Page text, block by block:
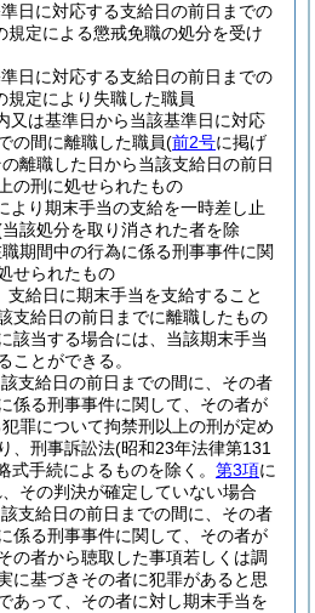
日に対応する支給日の前日までの
規定による懲戒免職の処分を受け
日に対応する支給日の前日までの
規定により失職した職員
又は基準日から当該基準日に対応
の間に離職した職員(前2号に掲げ
離職した日から当該支給日の前日
の刑に処せられたもの
より期末手当の支給を一時差し止
該処分を取り消された者を除
期間中の行為に係る刑事事件に関
せられたもの
支給日に期末手当を支給すること
支給日の前日までに離職したもの
該当する場合には、当該期末手当
ことができる。
支給日の前日までの間に、その者
係る刑事事件に関して、その者が
罪について拘禁刑以上の刑が定め
、刑事訴訟法(昭和23年法律第131
式手続によるものを除く。 第3項に
その判決が確定していない場合
支給日の前日までの間に、その者
係る刑事事件に関して、その者が
の者から聴取した事項若しくは調
に基づきその者に犯罪があると思
あって、その者に対し期末手当を